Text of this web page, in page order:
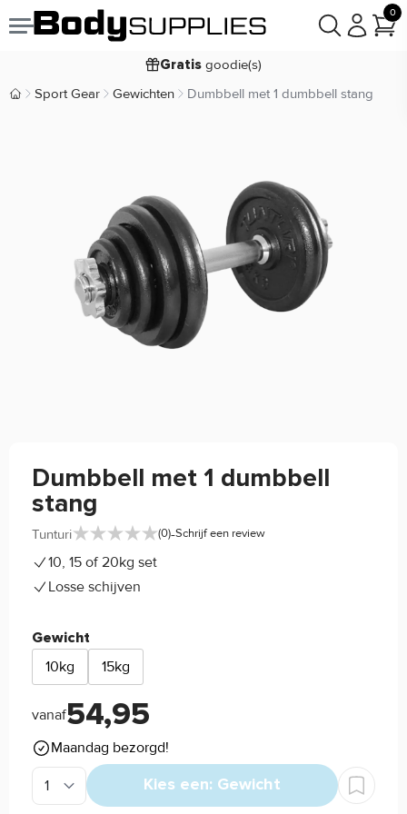
0
Voor 23:59besteld,maandag bezorgd
Gratis goodie(s)
Laagste prijsgarantie
Body Supplies | Sportvoeding en Supplementen
Sport Gear Gewichten Dumbbell met 1 dumbbell stang
Dumbbell met 1 dumbbell
stang
Tunturi (0)-Schrijf een review
10, 15 of 20kg set
Losse schijven
Gewicht
10kg 15kg
vanaf54,95
Maandag bezorgd!
Kies een: Gewicht